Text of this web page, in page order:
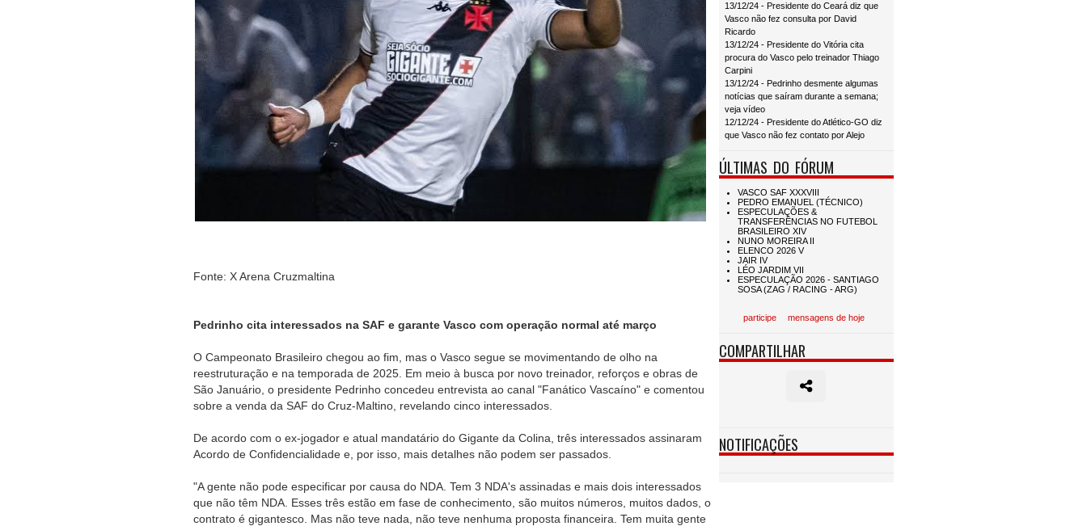
Fonte: X Arena Cruzmaltina
Pedrinho cita interessados na SAF e garante Vasco com operação normal até março
O Campeonato Brasileiro chegou ao fim, mas o Vasco segue se movimentando de olho na
reestruturação e na temporada de 2025. Em meio à busca por novo treinador, reforços e obras de
São Januário, o presidente Pedrinho concedeu entrevista ao canal "Fanático Vascaíno" e comentou
sobre a venda da SAF do Cruz-Maltino, revelando cinco interessados.
De acordo com o ex-jogador e atual mandatário do Gigante da Colina, três interessados assinaram
Acordo de Confidencialidade e, por isso, mais detalhes não podem ser passados.
"A gente não pode especificar por causa do NDA. Tem 3 NDA's assinadas e mais dois interessados
que não têm NDA. Esses três estão em fase de conhecimento, são muitos números, muitos dados, o
contrato é gigantesco. Mas não teve nada, não teve nenhuma proposta financeira. Tem muita gente
13/12/24 - Presidente do Ceará diz que
Vasco não fez consulta por David
Ricardo
13/12/24 - Presidente do Vitória cita
procura do Vasco pelo treinador Thiago
Carpini
13/12/24 - Pedrinho desmente algumas
notícias que saíram durante a semana;
veja vídeo
12/12/24 - Presidente do Atlético-GO diz
que Vasco não fez contato por Alejo
ÚLTIMAS DO FÓRUM
participe mensagens de hoje
COMPARTILHAR
NOTIFICAÇÕES